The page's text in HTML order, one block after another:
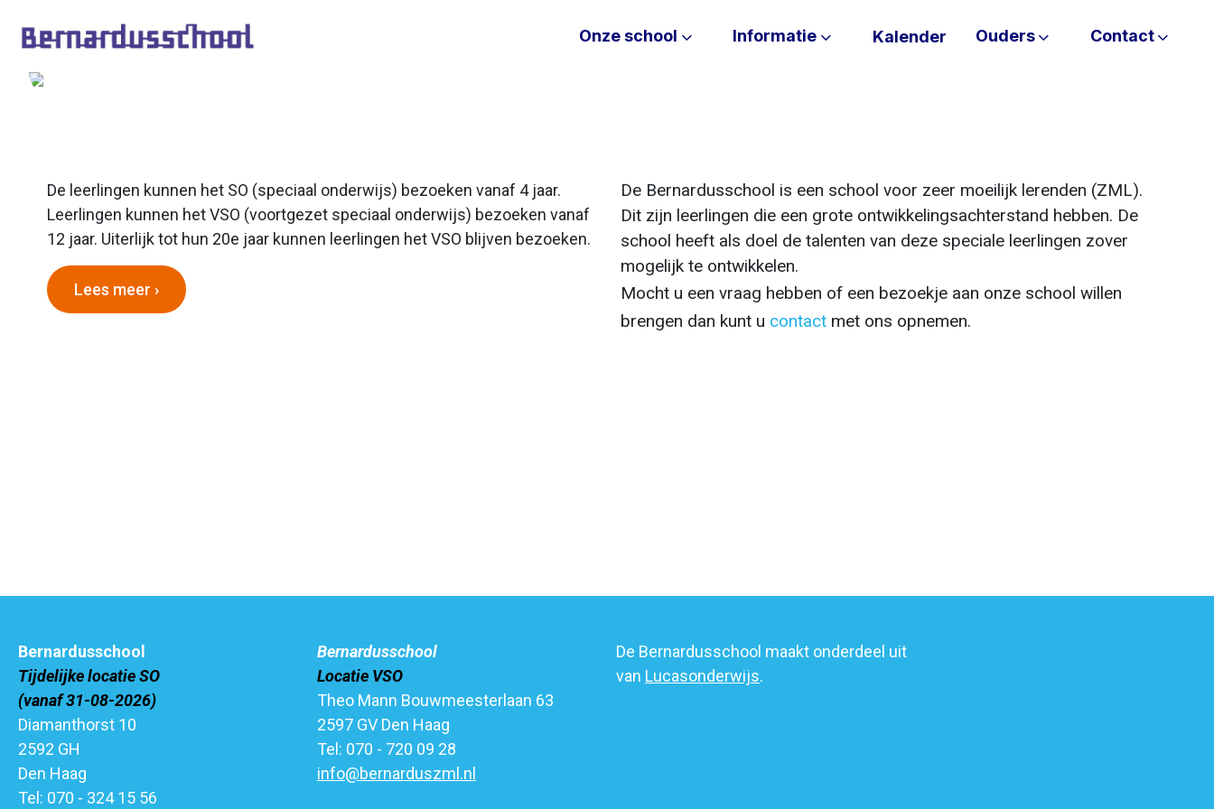
Onze school Informatie Kalender Ouders Contact
De leerlingen kunnen het SO (speciaal onderwijs) bezoeken vanaf 4 jaar.
Leerlingen kunnen het VSO (voortgezet speciaal onderwijs) bezoeken vanaf
12 jaar. Uiterlijk tot hun 20e jaar kunnen leerlingen het VSO blijven bezoeken.
Lees meer ›
De Bernardusschool is een school voor zeer moeilijk lerenden (ZML).
Dit zijn leerlingen die een grote ontwikkelingsachterstand hebben. De
school heeft als doel de talenten van deze speciale leerlingen zover
mogelijk te ontwikkelen.
Mocht u een vraag hebben of een bezoekje aan onze school willen
brengen dan kunt u contact met ons opnemen.
Bernardusschool
Tijdelijke locatie SO
(vanaf 31-08-2026)
Diamanthorst 10
2592 GH
Den Haag
Tel: 070 - 324 15 56
Bernardusschool
Locatie VSO
Theo Mann Bouwmeesterlaan 63
2597 GV Den Haag
Tel: 070 - 720 09 28
info@bernarduszml.nl
De Bernardusschool maakt onderdeel uit
van Lucasonderwijs.